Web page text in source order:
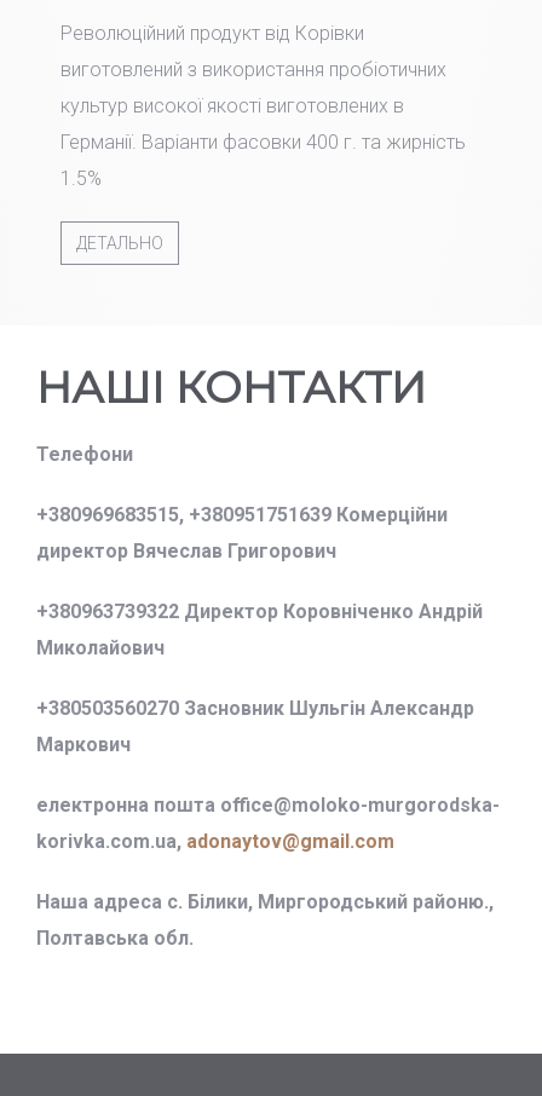
Революційний продукт від Корівки
виготовлений з використання пробіотичних
культур високої якості виготовлених в
Германії. Варіанти фасовки 400 г. та жирність
1.5%
ДЕТАЛЬНО
НАШІ КОНТАКТИ
Телефони
+380969683515, +380951751639 Комерційни
директор Вячеслав Григорович
+380963739322 Директор Коровніченко Андрій
Миколайович
+380503560270 Засновник Шульгін Александр
Маркович
електронна пошта office@moloko-murgorodska-
korivka.com.ua, adonaytov@gmail.com
Наша адреса с. Білики, Миргородський районю.,
Полтавська обл.